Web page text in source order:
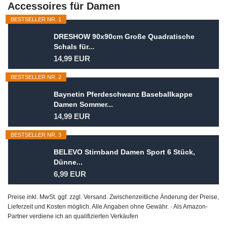
Accessoires für Damen
BESTSELLER NR. 1
DRESHOW 90x90cm Große Quadratische
Schals für...
14,99 EUR
BESTSELLER NR. 2
Baynetin Pferdeschwanz Baseballkappe
Damen Sommer...
14,99 EUR
BESTSELLER NR. 3
BELEVO Stirnband Damen Sport 6 Stück,
Dünne...
6,99 EUR
Preise inkl. MwSt. ggf. zzgl. Versand. Zwischenzeitliche Änderung der Preise,
Lieferzeit und Kosten möglich. Alle Angaben ohne Gewähr. · Als Amazon-
Partner verdiene ich an qualifizierten Verkäufen